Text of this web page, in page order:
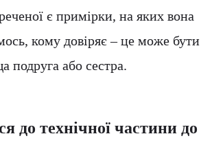
є примірки, на яких вона
кому довіряє – це може бути
подруга або сестра.
до технічної частини до